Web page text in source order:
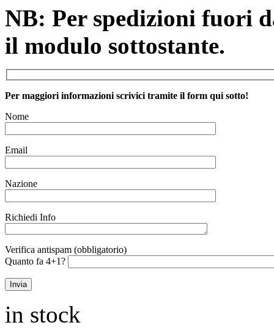
NB: Per spedizioni fuori
il modulo sottostante.
Per maggiori informazioni scrivici tramite il form qui sotto!
Nome
Email
Nazione
Richiedi Info
Verifica antispam (obbligatorio)
Quanto fa 4+1?
in stock